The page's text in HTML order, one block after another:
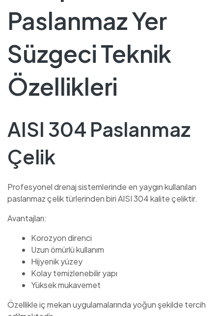
Paslanmaz Yer
Süzgeci Teknik
Özellikleri
AISI 304 Paslanmaz
Çelik
Profesyonel drenaj sistemlerinde en yaygın kullanılan
paslanmaz çelik türlerinden biri AISI 304 kalite çeliktir.
Avantajları:
Korozyon direnci
Uzun ömürlü kullanım
Hijyenik yüzey
Kolay temizlenebilir yapı
Yüksek mukavemet
Özellikle iç mekan uygulamalarında yoğun şekilde tercih